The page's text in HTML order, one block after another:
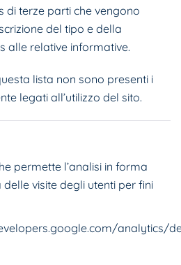
di terze parti che vengono
del tipo e della
alle relative informative.
lista non sono presenti i
legati all’utilizzo del sito.
permette l’analisi in forma
visite degli utenti per fini
analytics/